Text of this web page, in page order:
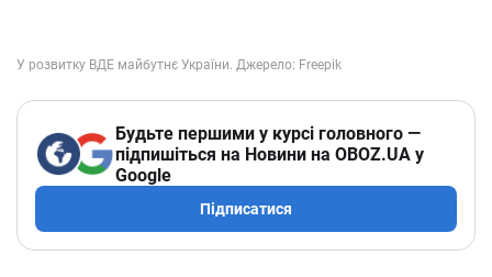
Будьте першими у курсі головного —
підпишіться на Новини на OBOZ.UA у
Google
Підписатися